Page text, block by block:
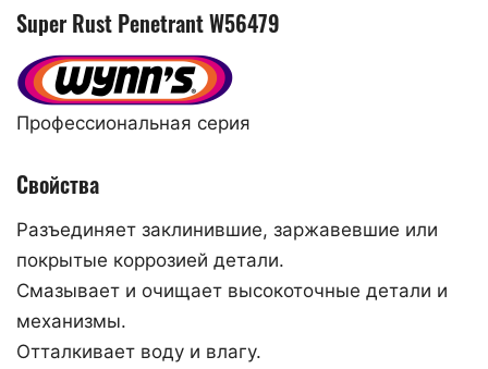
Super Rust Penetrant W56479
Профессиональная серия
Свойства
Разъединяет заклинившие, заржавевшие или
покрытые коррозией детали.
Cмазывает и очищает высокоточные детали и
механизмы.
Отталкивает воду и влагу.